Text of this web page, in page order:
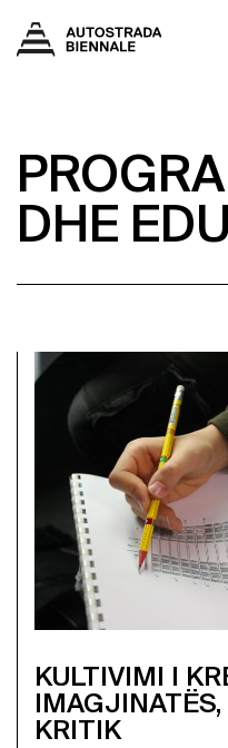
DHE
KULTIVIMI I
KRITIK